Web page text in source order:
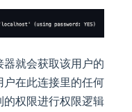
就会获取该用户的
在此连接里的任何
权限进行权限逻辑